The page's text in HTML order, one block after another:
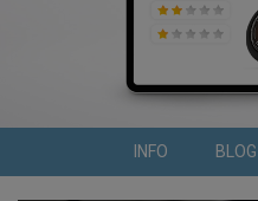
INFO BLOG